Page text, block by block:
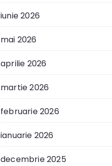
iunie 2026
mai 2026
aprilie 2026
martie 2026
februarie 2026
ianuarie 2026
decembrie 2025